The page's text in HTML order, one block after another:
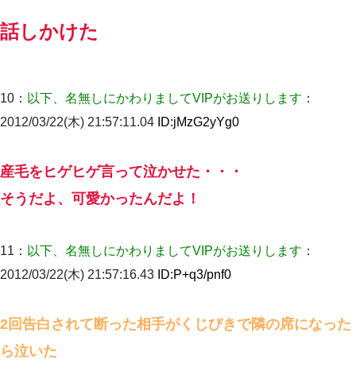
亡くなってしまい…
日曜日、会社の窓を見ると同僚の姿。俺（あれ？ディズニーシー
じゃ？）→俺電話「今何してんの？」同僚「シーで並んでるこ
「本当に家まで来たの？証拠は？」旦那「俺の言葉が信じられな
いのか！」→ 離婚後
元旦那から復縁要請。息子「最新型のiPhoneも買えない貧乏は嫌
だ、再婚して」私「なら父親と暮らせ」息子「やった＾＾」私
（もう手遅れだったんだな…）
彼女(37)の情欲がえげつない件ｗｗｗｗｗｗｗ
元夫の連れ子「俺の結婚式の時くらい、母親としての責任を果た
話しかけた
10： 以下、名無しにかわりましてVIPがお送りします ：
2012/03/22(木) 21:57:11.04 ID:jMzG2yYg0
産毛をヒゲヒゲ言って泣かせた・・・
そうだよ、可愛かったんだよ！
11： 以下、名無しにかわりましてVIPがお送りします ：
2012/03/22(木) 21:57:16.43 ID:P+q3/pnf0
2回告白されて断った相手がくじびきで隣の席になった
ら泣いた